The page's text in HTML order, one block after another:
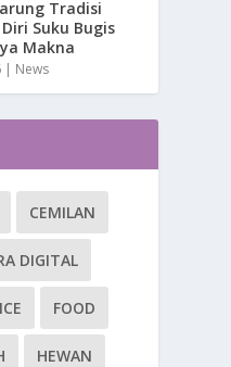
Tradisi
Suku Bugis
Makna
| News
CEMILAN
DIGITAL
FOOD
HEWAN